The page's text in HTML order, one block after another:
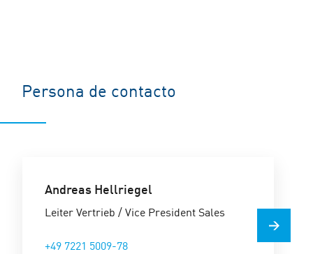
Persona de contacto
Andreas Hellriegel
Leiter Vertrieb / Vice President Sales
+49 7221 5009-78